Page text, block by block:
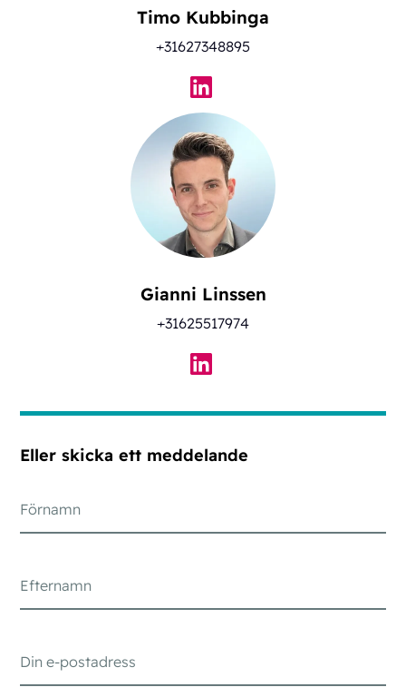
Timo Kubbinga
+31627348895
Gianni Linssen
+31625517974
Eller skicka ett meddelande